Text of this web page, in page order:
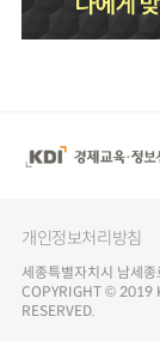
개인정보처리방침
세종특별자치시 남
COPYRIGHT © 2019
RESERVED.